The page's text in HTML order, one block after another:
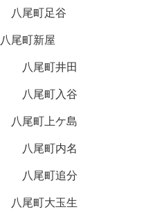
八尾町足谷
八尾町新屋
八尾町井田
八尾町入谷
八尾町上ケ島
八尾町内名
八尾町追分
八尾町大玉生